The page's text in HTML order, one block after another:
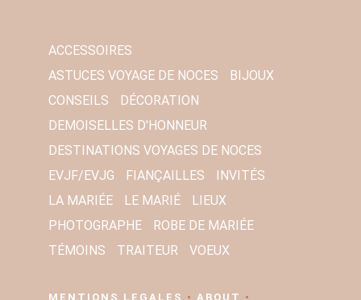
ACCESSOIRES
ASTUCES VOYAGE DE NOCES
BIJOUX
CONSEILS
DÉCORATION
DEMOISELLES D'HONNEUR
DESTINATIONS VOYAGES DE NOCES
EVJF/EVJG
FIANÇAILLES
INVITÉS
LA MARIÉE
LE MARIÉ
LIEUX
PHOTOGRAPHE
ROBE DE MARIÉE
TÉMOINS
TRAITEUR VOEUX
MENTIONS LEGALES • ABOUT •